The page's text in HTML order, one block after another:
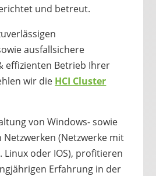
und betreut.
ausfallsichere
effizienten Betrieb Ihrer
wir die HCI Cluster
von Windows- sowie
(Netzwerke mit
Linux oder IOS), profitieren
Erfahrung in der